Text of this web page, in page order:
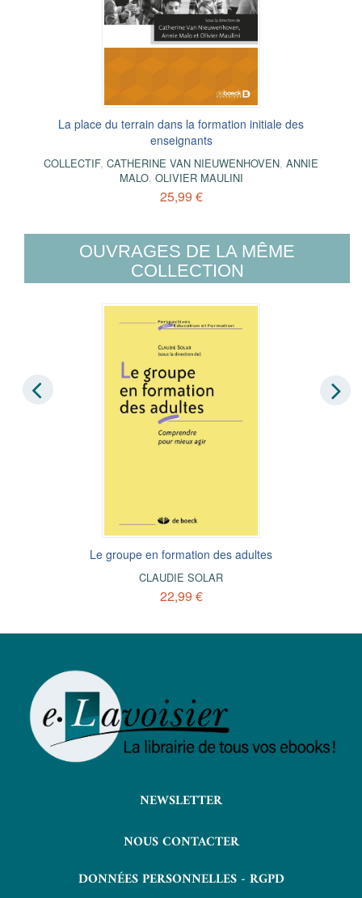
La place du terrain dans la formation initiale des
enseignants
COLLECTIF, CATHERINE VAN NIEUWENHOVEN, ANNIE
MALO, OLIVIER MAULINI
25,99 €
OUVRAGES DE LA MÊME
COLLECTION
Le groupe en formation des adultes
CLAUDIE SOLAR
22,99 €
NEWSLETTER
NOUS CONTACTER
DONNÉES PERSONNELLES - RGPD